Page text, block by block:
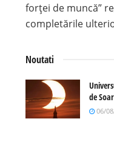
forţei de muncă”
completările
Noutati
de
06/